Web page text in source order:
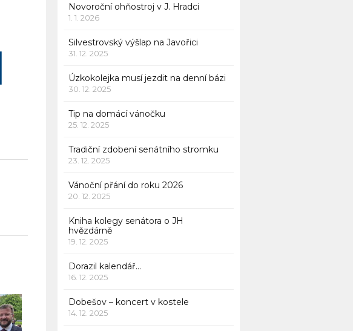
Novoroční ohňostroj v J. Hradci
1. 1. 2026
Silvestrovský výšlap na Javořici
31. 12. 2025
Úzkokolejka musí jezdit na denní bázi
30. 12. 2025
Tip na domácí vánočku
25. 12. 2025
Tradiční zdobení senátního stromku
23. 12. 2025
Vánoční přání do roku 2026
20. 12. 2025
Kniha kolegy senátora o JH
hvězdárně
19. 12. 2025
Dorazil kalendář…
16. 12. 2025
Dobešov – koncert v kostele
14. 12. 2025